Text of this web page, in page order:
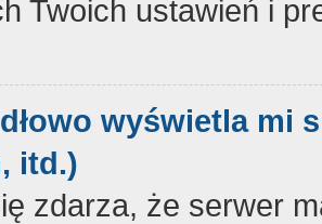
Twoich ustawień i
wyświetla mi
itd.)
zdarza, że serwer